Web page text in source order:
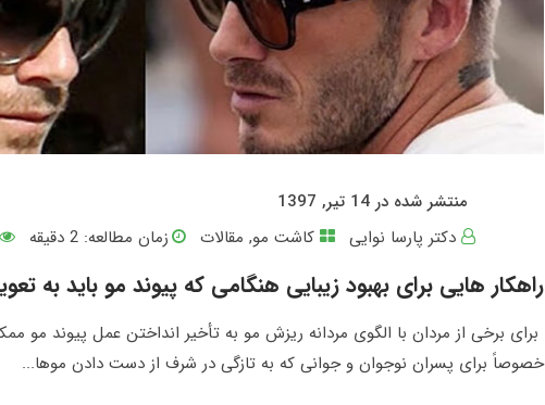
منتشر شده در 14 تیر, 1397
دکتر پارسا نوایی
کاشت مو, مقالات زمان مطالعه: 2 دقیقه
راهکار هایی برای بهبود زیبایی هنگامی که پیوند مو باید به
برای برخی از مردان با الگوی مردانه ریزش مو به تأخیر انداختن عمل پیوند مو
خصوصاً برای پسران نوجوان و جوانی که به تازگی در شرف از دست دادن موها...